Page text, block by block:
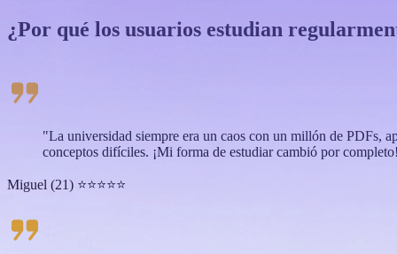
¿Por qué los usuarios estudian
"La universidad siempre era un caos con un millón de PDFs,
conceptos difíciles. ¡Mi forma de estudiar cambió por
Miguel (21) ⭐⭐⭐⭐⭐